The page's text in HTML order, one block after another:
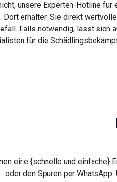
unsere Experten-Hotline für
Dort erhalten Sie direkt
Falls notwendig, lässt sich
für die
eine {schnelle und einfache}
oder den Spuren per